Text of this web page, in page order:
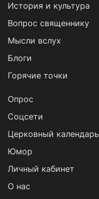
История и культура
Вопрос священнику
Мысли вслух
Блоги
Горячие точки
Опрос
Cоцсети
Церковный календарь
Юмор
Личный кабинет
О нас